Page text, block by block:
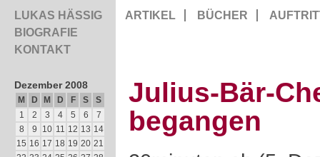
LUKAS HÄSSIG
BIOGRAFIE
KONTAKT
ARTIKEL BÜCHER
Dezember 2008
M D M D F S
S
1
2 3 4 5 6
7
8
9 10 11 12 13 14
15 16 17 18 19 20 21
Julius-Bär-
begangen